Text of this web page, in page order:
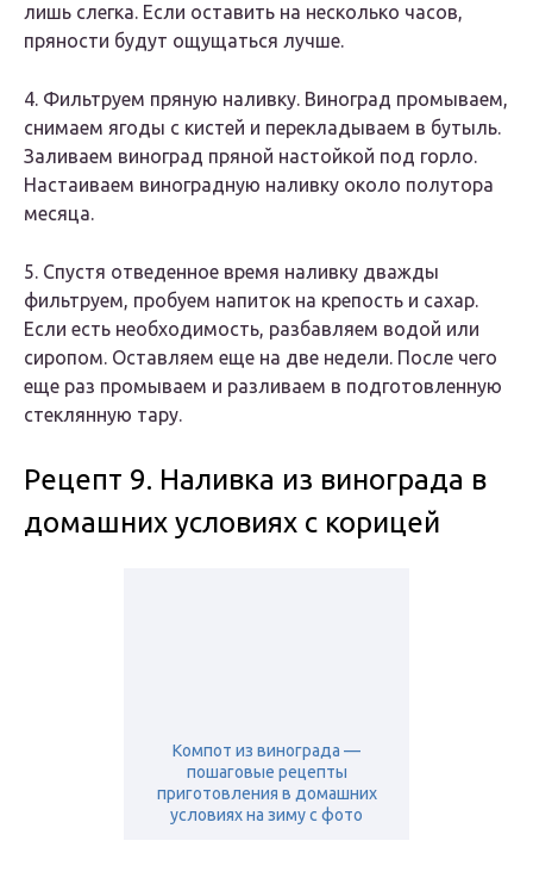
лишь слегка. Если оставить на несколько часов,
пряности будут ощущаться лучше.
4. Фильтруем пряную наливку. Виноград промываем,
снимаем ягоды с кистей и перекладываем в бутыль.
Заливаем виноград пряной настойкой под горло.
Настаиваем виноградную наливку около полутора
месяца.
5. Спустя отведенное время наливку дважды
фильтруем, пробуем напиток на крепость и сахар.
Если есть необходимость, разбавляем водой или
сиропом. Оставляем еще на две недели. После чего
еще раз промываем и разливаем в подготовленную
стеклянную тару.
Рецепт 9. Наливка из винограда в
домашних условиях с корицей
Компот из винограда —
пошаговые рецепты
приготовления в домашних
условиях на зиму с фото